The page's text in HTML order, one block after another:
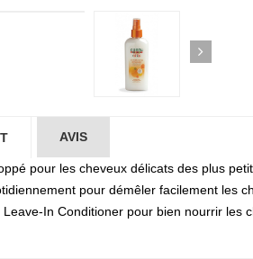
AVIS
pour les cheveux délicats des plus
pour démêler facilement les
In Conditioner pour bien nourrir les